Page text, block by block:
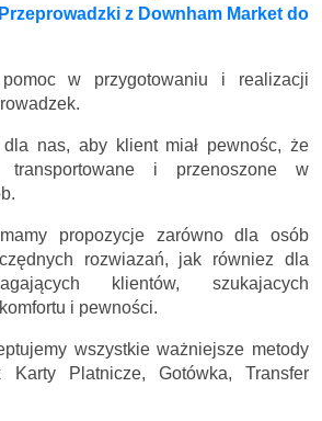
Przeprowadzki z Downham Market do
w przygotowaniu i realizacji
nas, aby klient miał pewnośc, że
i przenoszone w
propozycje zarówno dla osób
rozwiazań, jak równiez dla
klientów, szukajacych
i pewności.
wszystkie ważniejsze metody
Karty Platnicze, Gotówka, Transfer